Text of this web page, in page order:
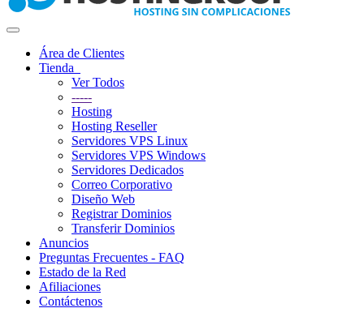
Alternar
NavegaciónÁrea de Clientes
Tienda
Ver Todos
-----
Hosting
Hosting Reseller
Servidores VPS Linux
Servidores VPS Windows
Servidores Dedicados
Correo Corporativo
Diseño Web
Registrar Dominios
Transferir Dominios
Anuncios
Preguntas Frecuentes - FAQ
Estado de la Red
Afiliaciones
Contáctenos